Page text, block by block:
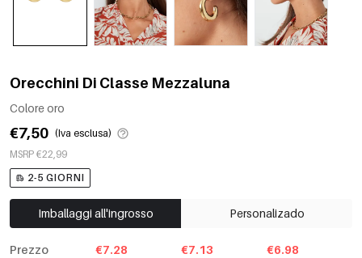
Orecchini Di Classe Mezzaluna
Colore oro
€7,50 (Iva esclusa)
MSRP €22,99
2-5 GIORNI
Imballaggi all'ingrosso Personalizado
Prezzo
€7.28 €7.13 €6.98